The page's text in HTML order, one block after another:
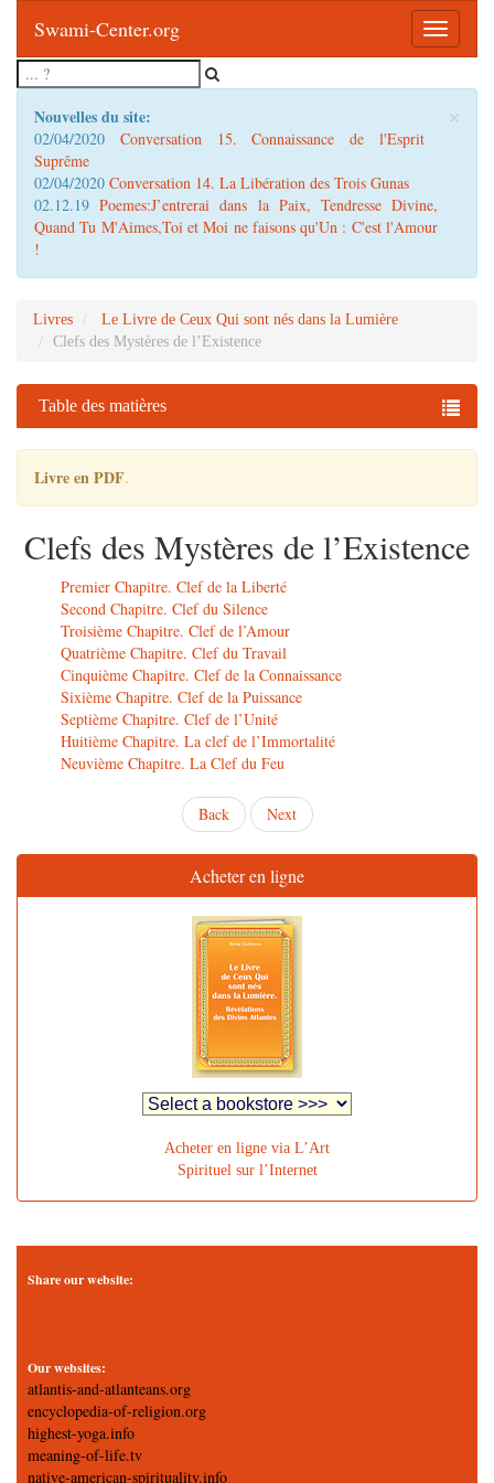
Toggle
Swami-Center.org
×
Nouvelles du site:
02/04/2020 Conversation 15. Connaissance de l'Esprit
Suprême
02/04/2020 Conversation 14. La Libération des Trois Gunas
02.12.19Poemes:J’entrerai dans la Paix, Tendresse Divine,
Quand Tu M'Aimes,Toi et Moi ne faisons qu'Un : C'est l'Amour
!
Livres
Le Livre de Ceux Qui sont nés dans la Lumière
Clefs des Mystères de l’Existence
Table des matières
Livre en PDF.
Clefs des Mystères de l’Existence
Premier Chapitre. Clef de la Liberté
Second Chapitre. Clef du Silence
Troisième Chapitre. Clef de l’Amour
Quatrième Chapitre. Clef du Travail
Cinquième Chapitre. Clef de la Connaissance
Sixième Chapitre. Clef de la Puissance
Septième Chapitre. Clef de l’Unité
Huitième Chapitre. La clef de l’Immortalité
Neuvième Chapitre. La Clef du Feu
Back Next
Acheter en ligne
Acheter en ligne via L’Art
Spirituel sur l’Internet
Share our website:
Our websites:
atlantis-and-atlanteans.org
encyclopedia-of-religion.org
highest-yoga.info
meaning-of-life.tv
native-american-spirituality.info